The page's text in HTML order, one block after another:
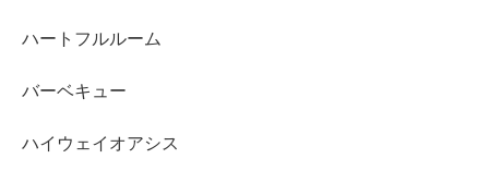
ハートフルルーム
バーベキュー
ハイウェイオアシス